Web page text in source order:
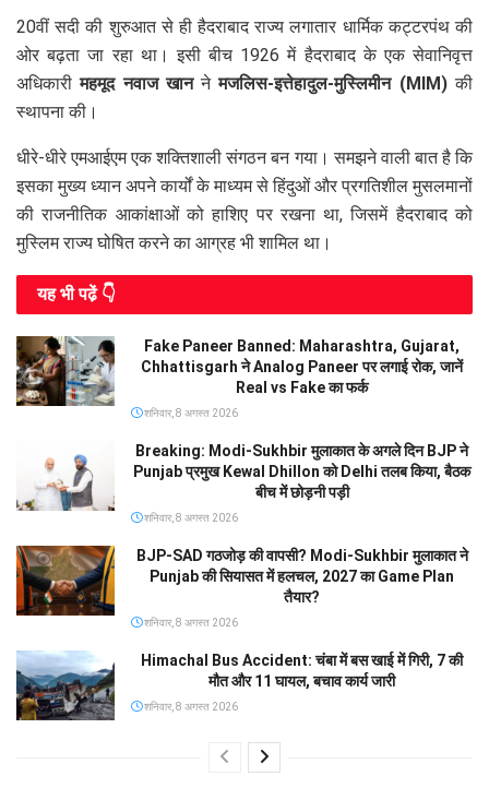
20वीं सदी की शुरुआत से ही हैदराबाद राज्य लगातार धार्मिक कट्टरपंथ की
ओर बढ़ता जा रहा था। इसी बीच 1926 में हैदराबाद के एक सेवानिवृत्त
अधिकारीमहमूद नवाज खाननेमजलिस-इत्तेहादुल-मुस्लिमीन (MIM)की
स्थापना की।
धीरे-धीरे एमआईएम एक शक्तिशाली संगठन बन गया। समझने वाली बात है कि
इसका मुख्य ध्यान अपने कार्यों के माध्यम से हिंदुओं और प्रगतिशील मुसलमानों
की राजनीतिक आकांक्षाओं को हाशिए पर रखना था, जिसमें हैदराबाद को
मुस्लिम राज्य घोषित करने का आग्रह भी शामिल था।
यह भी पढे़ं 👇
Fake Paneer Banned: Maharashtra, Gujarat,
Chhattisgarh ने Analog Paneer पर लगाई रोक, जानें
Real vs Fake का फर्क
शनिवार, 8 अगस्त 2026
Breaking: Modi-Sukhbir मुलाकात के अगले दिन BJP ने
Punjab प्रमुख Kewal Dhillon को Delhi तलब किया, बैठक
बीच में छोड़नी पड़ी
शनिवार, 8 अगस्त 2026
BJP-SAD गठजोड़ की वापसी? Modi-Sukhbir मुलाकात ने
Punjab की सियासत में हलचल, 2027 का Game Plan
तैयार?
शनिवार, 8 अगस्त 2026
Himachal Bus Accident: चंबा में बस खाई में गिरी, 7 की
मौत और 11 घायल, बचाव कार्य जारी
शनिवार, 8 अगस्त 2026